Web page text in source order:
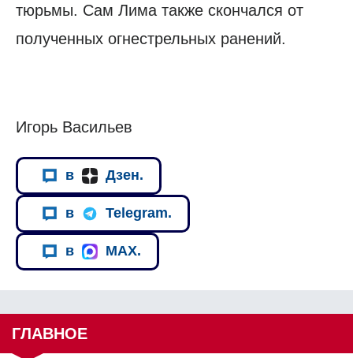
тюрьмы. Сам Лима также скончался от
полученных огнестрельных ранений.
Игорь Васильев
в Дзен.
в Telegram.
в MAX.
ГЛАВНОЕ